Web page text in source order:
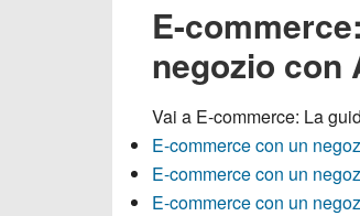
E-
negozio con
Vai a E-commerce: La
E-commerce con un
E-commerce con un
E-commerce con un